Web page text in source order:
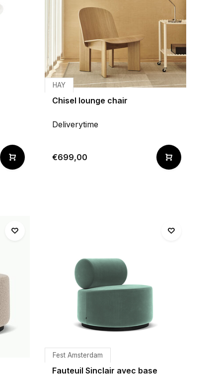
HAY
Chisel lounge chair
Deliverytime
€699,00
Fest Amsterdam
Fauteuil Sinclair avec base